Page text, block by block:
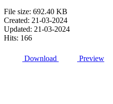
File size: 692.40 KB
Created: 21-03-2024
Updated: 21-03-2024
Hits: 166
Download Preview